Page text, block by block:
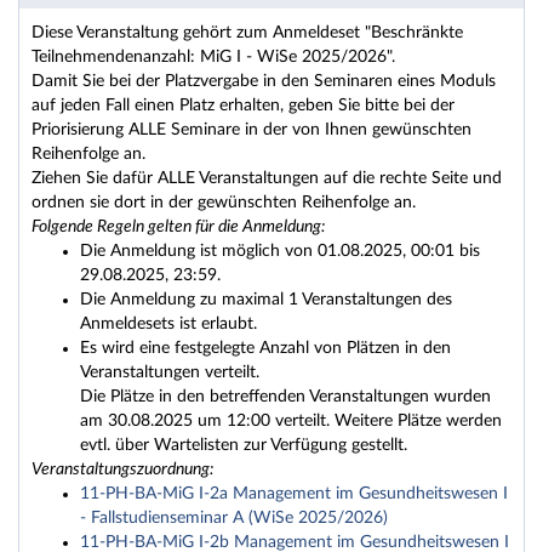
Diese Veranstaltung gehört zum Anmeldeset "Beschränkte
Teilnehmendenanzahl: MiG I - WiSe 2025/2026".
Damit Sie bei der Platzvergabe in den Seminaren eines Moduls
auf jeden Fall einen Platz erhalten, geben Sie bitte bei der
Priorisierung ALLE Seminare in der von Ihnen gewünschten
Reihenfolge an.
Ziehen Sie dafür ALLE Veranstaltungen auf die rechte Seite und
ordnen sie dort in der gewünschten Reihenfolge an.
Folgende Regeln gelten für die Anmeldung:
Die Anmeldung ist möglich von 01.08.2025, 00:01 bis
29.08.2025, 23:59.
Die Anmeldung zu maximal 1 Veranstaltungen des
Anmeldesets ist erlaubt.
Es wird eine festgelegte Anzahl von Plätzen in den
Veranstaltungen verteilt.
Die Plätze in den betreffenden Veranstaltungen wurden
am 30.08.2025 um 12:00 verteilt. Weitere Plätze werden
evtl. über Wartelisten zur Verfügung gestellt.
Veranstaltungszuordnung:
11-PH-BA-MiG I-2a Management im Gesundheitswesen I
- Fallstudienseminar A (WiSe 2025/2026)
11-PH-BA-MiG I-2b Management im Gesundheitswesen I